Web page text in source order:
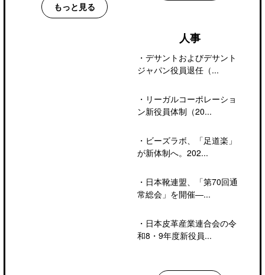
もっと見る
人事
・ デサントおよびデサント
ジャパン役員退任（...
・ リーガルコーポレーショ
ン新役員体制（20...
・ ビーズラボ、「足道楽」
が新体制へ。202...
・ 日本靴連盟、「第70回通
常総会」を開催―...
・ 日本皮革産業連合会の令
和8・9年度新役員...